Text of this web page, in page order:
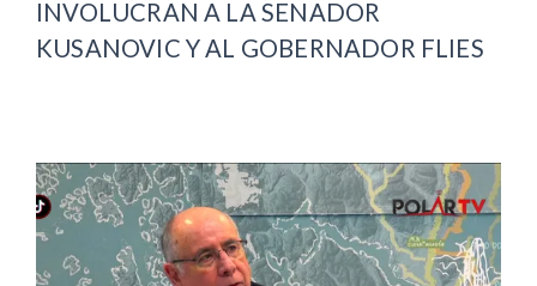
INVOLUCRAN A LA SENADOR
KUSANOVIC Y AL GOBERNADOR FLIES